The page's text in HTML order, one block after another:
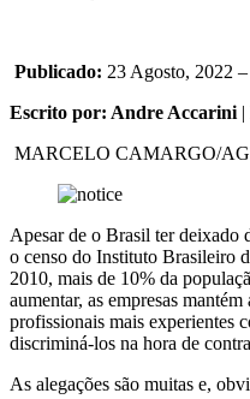
Publicado: 23 Agosto, 2022
Escrito por: Andre Accarini |
MARCELO CAMARGO/
Apesar de o Brasil ter deixado
o censo do Instituto Brasileiro
2010, mais de 10% da
aumentar, as empresas
profissionais mais experientes
discriminá-los na hora de
As alegações são muitas e,